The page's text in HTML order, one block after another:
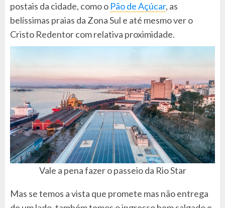
postais da cidade, como o Pão de Açúcar, as
belíssimas praias da Zona Sul e até mesmo ver o
Cristo Redentor com relativa proximidade.
Vale a pena fazer o passeio da Rio Star
Mas se temos a vista que promete mas não entrega